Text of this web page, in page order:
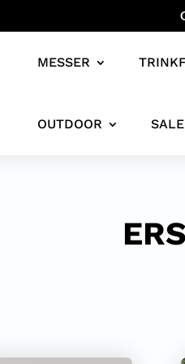
MESSER
OUTDOOR SALE